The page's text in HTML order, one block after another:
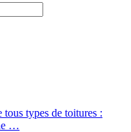
types de toitures :
…